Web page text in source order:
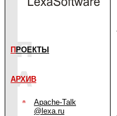
П РОЕКТЫ
АРХИВ
Apache-Talk
@lexa.ru